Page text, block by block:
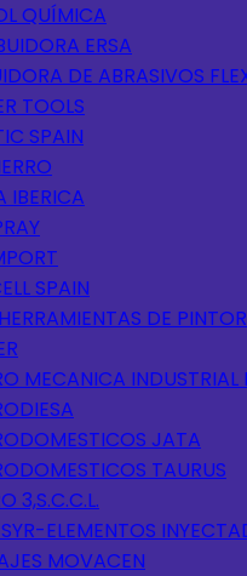
QUÍMICA
ERSA
DE ABRASIVOS
TOOLS
SPAIN
IBERICA
SPAIN
DE PINTOR
MECANICA INDUSTRIAL
JATA
TAURUS
3,S.C.C.L.
ELEMENTOS
MOVACEN